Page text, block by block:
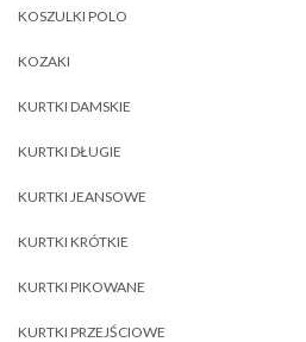
KOSZULKI POLO
KOZAKI
KURTKI DAMSKIE
KURTKI DŁUGIE
KURTKI JEANSOWE
KURTKI KRÓTKIE
KURTKI PIKOWANE
KURTKI PRZEJŚCIOWE